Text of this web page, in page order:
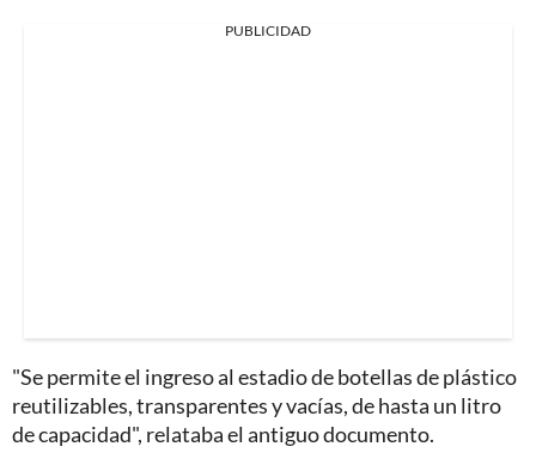
PUBLICIDAD
"Se permite el ingreso al estadio de botellas de plástico
reutilizables, transparentes y vacías, de hasta un litro
de capacidad", relataba el antiguo documento.